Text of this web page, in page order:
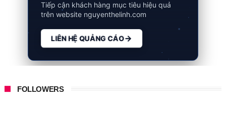
Tiếp cận khách hàng mục tiêu hiệu quả
trên website nguyenthelinh.com
LIÊN HỆ QUẢNG CÁO
FOLLOWERS